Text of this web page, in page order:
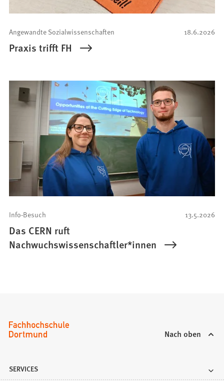
18.6.2026
Angewandte Sozialwissenschaften
Praxis trifft FH
13.5.2026
Info-Besuch
Das CERN ruft
Nachwuchswissenschaftler*innen
Nach oben
SERVICES